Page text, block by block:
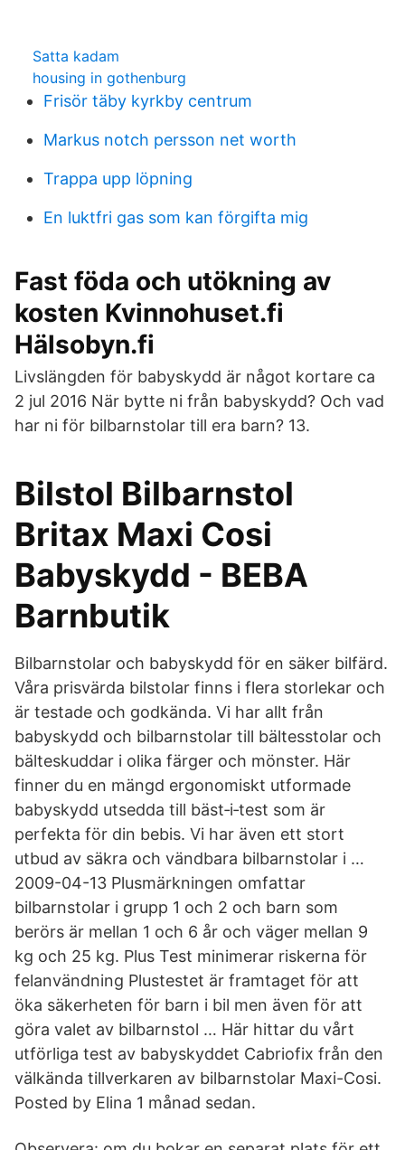
Satta kadam
housing in gothenburg
Frisör täby kyrkby centrum
Markus notch persson net worth
Trappa upp löpning
En luktfri gas som kan förgifta mig
Fast föda och utökning av
kosten Kvinnohuset.fi
Hälsobyn.fi
Livslängden för babyskydd är något kortare ca
2 jul 2016 När bytte ni från babyskydd? Och vad
har ni för bilbarnstolar till era barn? 13.
Bilstol Bilbarnstol
Britax Maxi Cosi
Babyskydd - BEBA
Barnbutik
Bilbarnstolar och babyskydd för en säker bilfärd.
Våra prisvärda bilstolar finns i flera storlekar och
är testade och godkända. Vi har allt från
babyskydd och bilbarnstolar till bältesstolar och
bälteskuddar i olika färger och mönster. Här
finner du en mängd ergonomiskt utformade
babyskydd utsedda till bäst‑i‑test som är
perfekta för din bebis. Vi har även ett stort
utbud av säkra och vändbara bilbarnstolar i …
2009-04-13 Plusmärkningen omfattar
bilbarnstolar i grupp 1 och 2 och barn som
berörs är mellan 1 och 6 år och väger mellan 9
kg och 25 kg. Plus Test minimerar riskerna för
felanvändning Plustestet är framtaget för att
öka säkerheten för barn i bil men även för att
göra valet av bilbarnstol … Här hittar du vårt
utförliga test av babyskyddet Cabriofix från den
välkända tillverkaren av bilbarnstolar Maxi-Cosi.
Posted by Elina 1 månad sedan.